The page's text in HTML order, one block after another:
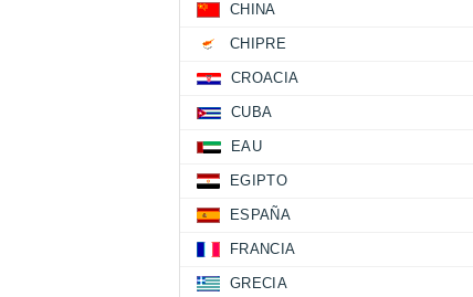
CHINA
CHIPRE
CROACIA
CUBA
EAU
EGIPTO
ESPAÑA
FRANCIA
GRECIA